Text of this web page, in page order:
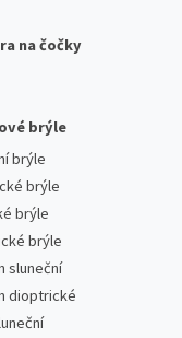
na čočky
brýle
brýle
brýle
brýle
brýle
sluneční
dioptrické